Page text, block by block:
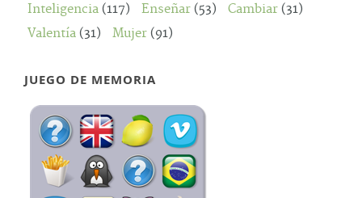
Inteligencia (117) Enseñar (53) Cambiar (31)
Valentía (31) Mujer (91)
JUEGO DE MEMORIA